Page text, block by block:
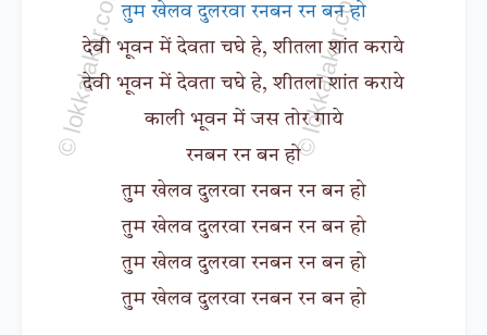
तुम खेलव दुलरवा रनबन रन बन हो
देवी भूवन में देवता चघे हे, शीतला शांत कराये
देवी भूवन में देवता चघे हे, शीतला शांत कराये
काली भूवन में जस तोर गाये
रनबन रन बन हो
तुम खेलव दुलरवा रनबन रन बन हो
तुम खेलव दुलरवा रनबन रन बन हो
तुम खेलव दुलरवा रनबन रन बन हो
तुम खेलव दुलरवा रनबन रन बन हो